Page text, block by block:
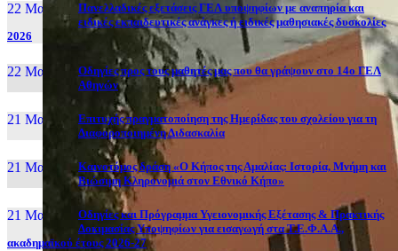
22 Μαι, 26
Πανελλαδικές εξετάσεις ΓΕΛ υποψηφίων με αναπηρία και
ειδικές εκπαιδευτικές ανάγκες ή ειδικές μαθησιακές δυσκολίες
2026
22 Μαι, 26
Οδηγίες προς τους μαθητές μας που θα γράψουν στο 14ο ΓΕΛ
Αθηνών
21 Μαι, 26
Επιτυχής πραγματοποίηση της Ημερίδας του σχολείου για τη
Διαφοροποιημένη Διδασκαλία
21 Μαι, 26
Καινοτόμος δράση «Ο Κήπος της Αμαλίας: Ιστορία, Μνήμη και
Βιώσιμη Κληρονομιά στον Εθνικό Κήπο»
21 Μαι, 26
Οδηγίες και Πρόγραμμα Υγειονομικής Εξέτασης & Πρακτικής
Δοκιμασίας Υποψηφίων για εισαγωγή στα Τ.Ε.Φ.Α.Α.,
ακαδημαϊκού έτους 2026-27